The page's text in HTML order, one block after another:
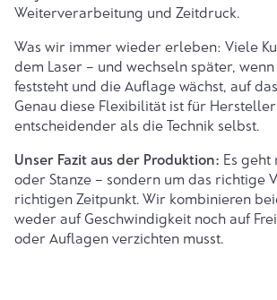
Weiterverarbeitung und Zeitdruck.
Was wir immer wieder erleben: Viele
dem Laser – und wechseln später,
feststeht und die Auflage wächst, auf
Genau diese Flexibilität ist für
entscheidender als die Technik selbst.
Unser Fazit aus der Produktion: Es geht
oder Stanze – sondern um das richtige
richtigen Zeitpunkt. Wir kombinieren
weder auf Geschwindigkeit noch auf
oder Auflagen verzichten musst.